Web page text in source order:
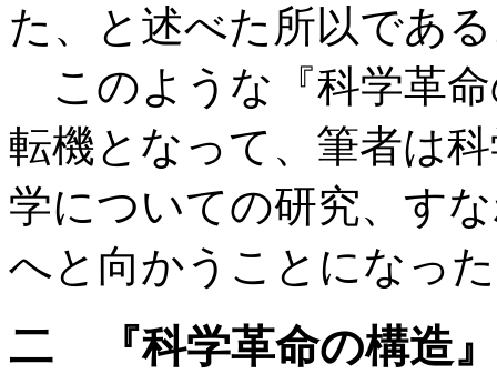
た、と述べた所以であ
このような『科学革
転機となって、筆者は
学についての研究、す
へと向かうことになっ
二 『科学革命の構造